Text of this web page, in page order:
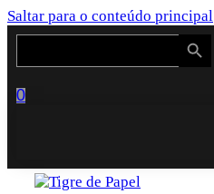
Saltar para o conteúdo principal
Search
Search Button
0